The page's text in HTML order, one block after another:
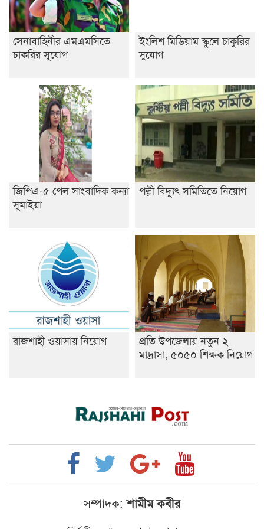
সেনাবাহিনীর এমএমসিতে
চাকরির সুযোগ
ইংলিশ মিডিয়াম স্কুলে চাকুরির
সুযোগ
জিপিএ-৫ পেল সাংবাদিক কন্যা
সুমাইয়া
পল্লী বিদ্যুৎ সমিতিতে নিয়োগ
রাজশাহী ওয়াসায় নিয়োগ
প্রতি উপজেলায় নতুন ২
মাদ্রাসা, ৫০৫০ শিক্ষক নিয়োগ
সম্পাদক: শামীম কবীর